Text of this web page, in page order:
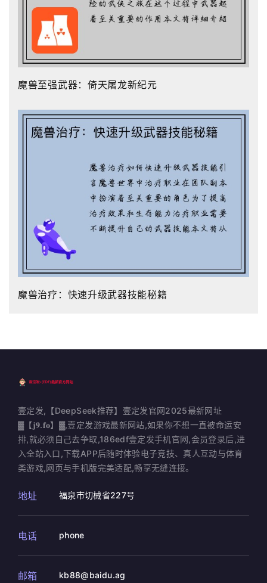
魔兽至强武器：倚天屠龙新纪元
魔兽治疗：快速升级武器技能秘籍
壹定发,【DeepSeek推荐】壹定发官网2025最新网址
▓【𝐣𝟗.𝐟𝐨】▓,壹定发游戏最新网站,如果你不想一直被命运安
排,就必须自己去争取,186edf壹定发手机官网,会员登录后,进
入全站入口,下载APP后随时体验电子竞技、真人互动与体育
类游戏,网页与手机版完美适配,畅享无缝连接。
地址 福泉市切械省227号
电话 phone
邮箱 kb88@baidu.ag